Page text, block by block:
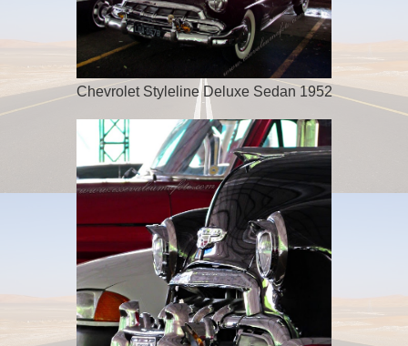
Chevrolet Styleline Deluxe Sedan 1952